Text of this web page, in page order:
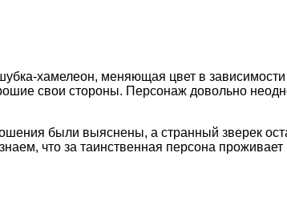
хамелеон, меняющая цвет в
свои стороны. Персонаж довольно
были выяснены, а странный зверек
что за таинственная персона